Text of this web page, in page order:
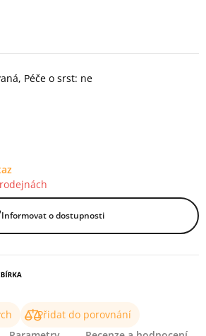
Péče o srst: ne
Informovat o dostupnosti
Přidat do porovnání